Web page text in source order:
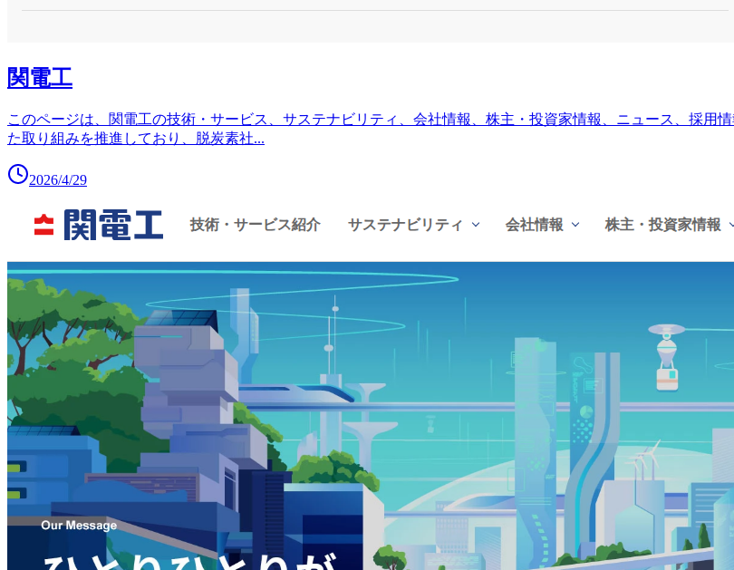
関電工
このページは、関電工の技術・サービス、サステナビリティ、会社情報、株主・投資家情報、ニュース、採用
た取り組みを推進しており、脱炭素社...
2026/4/29